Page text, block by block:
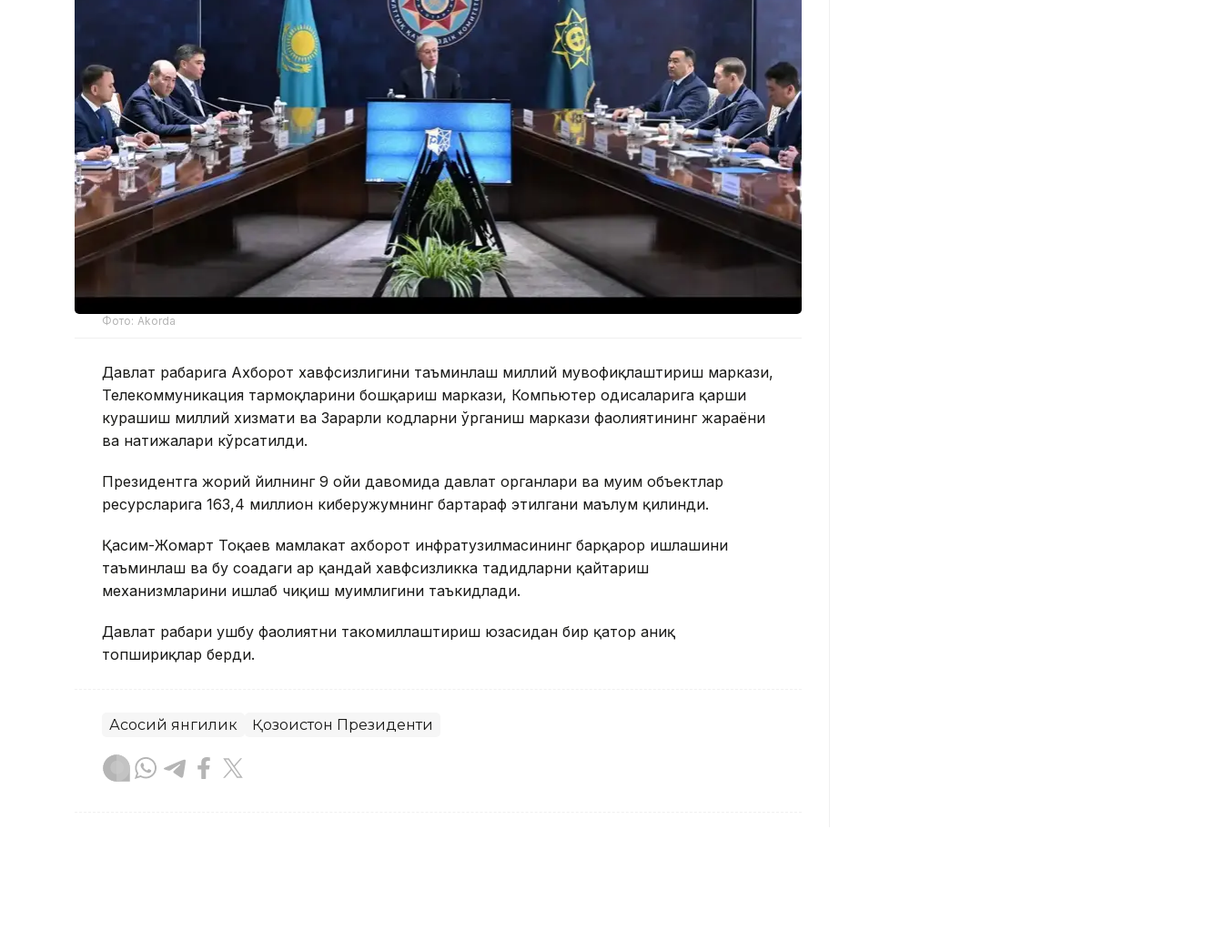
Фото: Akorda
Давлат раҳбарига Ахборот хавфсизлигини таъминлаш миллий мувофиқлаштириш маркази,
Телекоммуникация тармоқларини бошқариш маркази, Компьютер ҳодисаларига қарши
курашиш миллий хизмати ва Зарарли кодларни ўрганиш маркази фаолиятининг жараёни
ва натижалари кўрсатилди.
Президентга жорий йилнинг 9 ойи давомида давлат органлари ва муҳим объектлар
ресурсларига 163,4 миллион киберҳужумнинг бартараф этилгани маълум қилинди.
Қасим-Жомарт Тоқаев мамлакат ахборот инфратузилмасининг барқарор ишлашини
таъминлаш ва бу соҳадаги ҳар қандай хавфсизликка таҳдидларни қайтариш
механизмларини ишлаб чиқиш муҳимлигини таъкидлади.
Давлат раҳбари ушбу фаолиятни такомиллаштириш юзасидан бир қатор аниқ
топшириқлар берди.
Асосий янгилик Қозоғистон Президенти